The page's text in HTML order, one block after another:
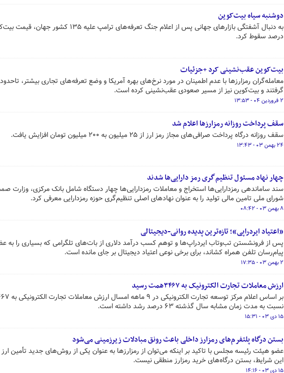
دوشنبه سیاه بیت‌کوین
درصد سقوط کرد.
بیت‌کوین عقب‌نشینی کرد +جزئیات
معامله‌گران رمزارزها با عدم اطمینان در مورد نرخ‌های بهره آمریکا و وضع تعرفه‌های تجاری بیشتر،
گرفتند و بیت‌کوین نیز از مسیر صعودی عقب‌نشینی کرده است.
۲ فروردین ۰۴ - ۱۳:۵۳
سقف پرداخت روزانه رمزارزها اعلام شد
سقف روزانه درگاه پرداخت صرافی‌های مجاز رمز ارز از ۲۵ میلیون به ۲۰۰ میلیون تومان افزایش یافت.
۲۴ بهمن ۰۳ - ۱۳:۴۳
چهار نهاد مسئول تنظیم‌گری رمز دارایی‌ها شدند
سند ساماندهی رمزدارایی‌ها ‌استخراج و معاملات رمزدارایی­‌ها چهار دستگاه شامل بانک مرکزی، وزارت
شورای ملی تامین مالی تولید را به عنوان نهادهای اصلی تنظیم‌گری حوزه رمزدارایی معرفی کرد.
۸ بهمن ۰۳ - ۰۸:۴۲
«اعتیاد ایردراپی»؛ تازه‌ترین پدیده روانی-دیجیتالی
پس از فرونشستن تب‌وتاب ایردراپ‌ها و توهم کسب درآمد دلاری از بات‌های تلگرامی که بسیاری را به
پیام‌رسان تلفن همراه کشاند، برای برخی نوعی اعتیاد دیجیتال بر جای مانده است.
۲ بهمن ۰۳ - ۱۷:۳۵
ارزش معاملات تجارت الکترونیک به ۳۴۶۷همت رسید
نسبت به مدت زمان مشابه سال گذشته ۶۳ درصد رشد داشته است.
۱۵ دی ۰۳ - ۱۵:۳۱
بستن درگاه پلتفرم‌های رمزارز داخلی باعث رونق مبادلات زیرزمینی می‌شود
عضو هیئت رئیسه مجلس با تاکید بر اینکه می‌توان از رمزارزها به عنوان یکی از روش‌های جدید تأمین
این شرایط، بستن درگاه‌های خرید رمزارز منطقی نیست.
۱۵ دی ۰۳ - ۱۴:۱۶